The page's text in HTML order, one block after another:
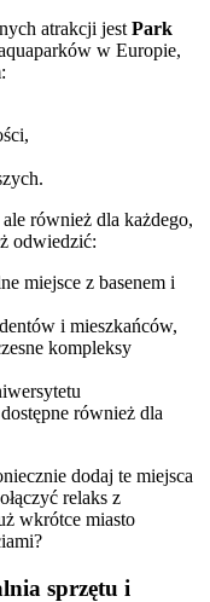
atrakcji jest Park
w Europie,
ale również dla każdego,
odwiedzić:
miejsce z basenem i
i mieszkańców,
kompleksy
również dla
dodaj te miejsca
relaks z
wkrótce miasto
sprzętu i